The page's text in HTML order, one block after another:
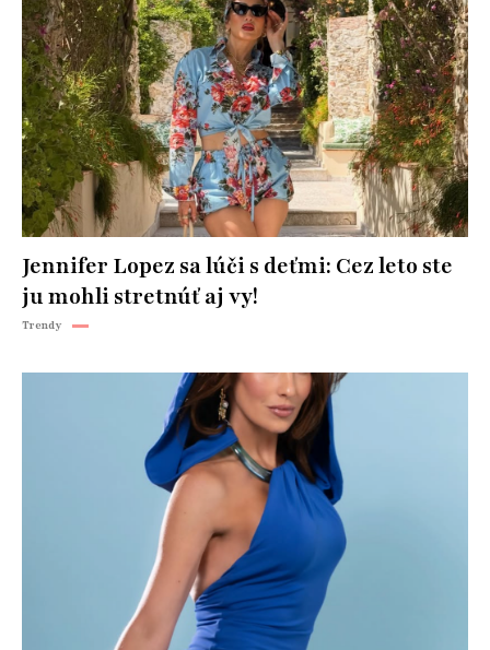
Jennifer Lopez sa lúči s deťmi: Cez leto ste
ju mohli stretnúť aj vy!
Trendy